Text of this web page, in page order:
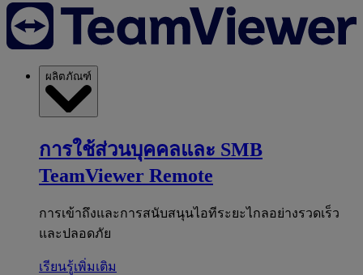
ผลิตภัณฑ์
การใช้ส่วนบุคคลและ SMB
TeamViewer Remote
การเข้าถึงและการสนับสนุนไอทีระยะไกลอย่างรวดเร็ว
และปลอดภัย
เรียนรู้เพิ่มเติม